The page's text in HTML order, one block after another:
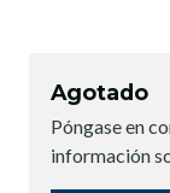
Agotado
Póngase en
información